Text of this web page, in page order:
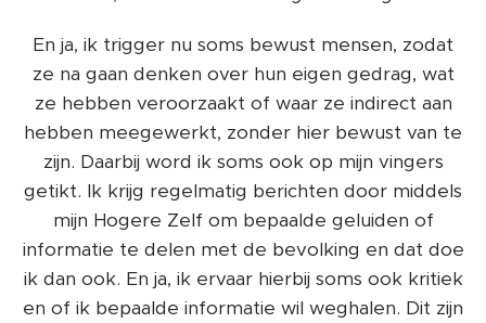
En ja, ik trigger nu soms bewust mensen, zodat
ze na gaan denken over hun eigen gedrag, wat
ze hebben veroorzaakt of waar ze indirect aan
hebben meegewerkt, zonder hier bewust van te
zijn. Daarbij word ik soms ook op mijn vingers
getikt. Ik krijg regelmatig berichten door middels
mijn Hogere Zelf om bepaalde geluiden of
informatie te delen met de bevolking en dat doe
ik dan ook. En ja, ik ervaar hierbij soms ook kritiek
en of ik bepaalde informatie wil weghalen. Dit zijn